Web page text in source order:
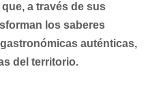
a través de sus
los saberes
auténticas,
del territorio.